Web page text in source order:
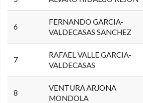
6
FERNANDO GARCIA-
VALDECASAS SANCHEZ
7
RAFAEL VALLE GARCIA-
VALDECASAS
8
VENTURA ARJONA
MONDOLA